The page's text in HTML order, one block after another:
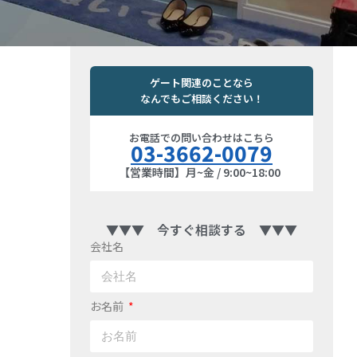
ゲート関連のことなら
なんでもご相談ください！
お電話での問い合わせはこちら
03-3662-0079
【営業時間】月~金 / 9:00~18:00
▼▼▼ 今すぐ相談する ▼▼▼
会社名
お名前